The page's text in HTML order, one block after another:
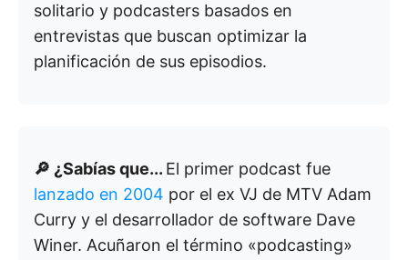
solitario y podcasters basados en
entrevistas que buscan optimizar la
planificación de sus episodios.
🔎 ¿Sabías que... El primer podcast fue
lanzado en 2004 por el ex VJ de MTV Adam
Curry y el desarrollador de software Dave
Winer. Acuñaron el término «podcasting»